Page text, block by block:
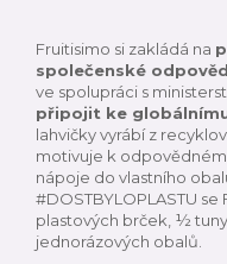
Fruitisimo si zakládá na
společenské
ve spolupráci s
připojit ke
lahvičky vyrábí z
motivuje k
nápoje do vlastního
#DOSTBYLOPLASTU
plastových brček, ½
jednorázových obalů.